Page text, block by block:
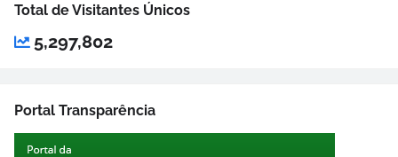
Total de Visitantes Únicos
5,297,802
Portal Transparência